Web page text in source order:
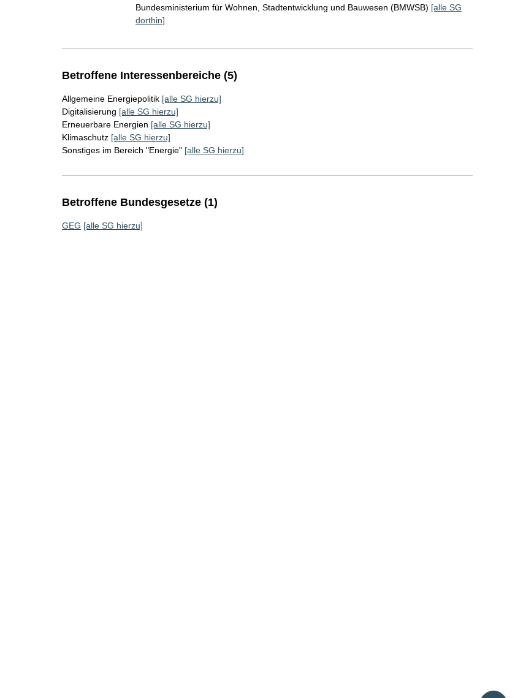
Bundesministerium für Wohnen, Stadtentwicklung und Bauwesen (BMWSB) [alle SG
dorthin]
Betroffene Interessenbereiche (5)
Allgemeine Energiepolitik [alle SG hierzu]
Digitalisierung [alle SG hierzu]
Erneuerbare Energien [alle SG hierzu]
Klimaschutz [alle SG hierzu]
Sonstiges im Bereich "Energie" [alle SG hierzu]
Betroffene Bundesgesetze (1)
GEG [alle SG hierzu]